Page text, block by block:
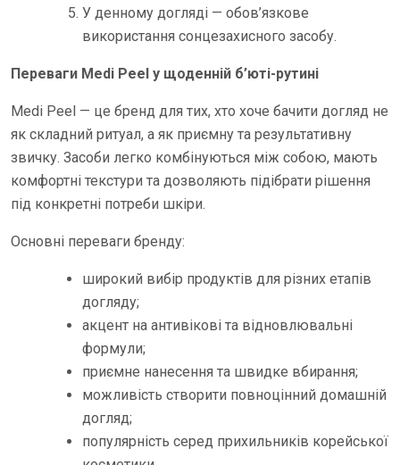
У денному догляді — обов’язкове
використання сонцезахисного засобу.
Переваги Medi Peel у щоденній б’юті-рутині
Medi Peel — це бренд для тих, хто хоче бачити догляд не
як складний ритуал, а як приємну та результативну
звичку. Засоби легко комбінуються між собою, мають
комфортні текстури та дозволяють підібрати рішення
під конкретні потреби шкіри.
Основні переваги бренду:
широкий вибір продуктів для різних етапів
догляду;
акцент на антивікові та відновлювальні
формули;
приємне нанесення та швидке вбирання;
можливість створити повноцінний домашній
догляд;
популярність серед прихильників корейської